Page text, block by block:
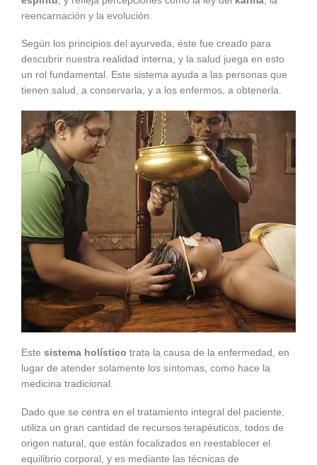
reencarnación y la evolución.
Según los principios del ayurveda, éste fue creado para
descubrir nuestra realidad interna, y la salud juega en esto
un rol fundamental. Este sistema ayuda a las personas que
tienen salud, a conservarla, y a los enfermos, a obtenerla.
Este sistema holístico trata la causa de la enfermedad, en
lugar de atender solamente los síntomas, como hace la
medicina tradicional.
Dado que se centra en el tratamiento integral del paciente,
utiliza un gran cantidad de recursos terapéuticos, todos de
origen natural, que están focalizados en reestablecer el
equilibrio corporal, y es mediante las técnicas de